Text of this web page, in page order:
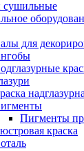
для
Пигменты
краска